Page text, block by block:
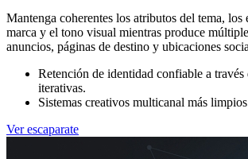
Mantenga coherentes los atributos del tema, los
marca y el tono visual mientras produce
anuncios, páginas de destino y ubicaciones
Retención de identidad confiable a través
iterativas.
Sistemas creativos multicanal más
Ver escaparate